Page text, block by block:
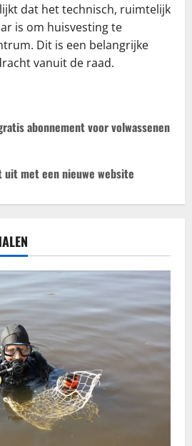
dat het technisch, ruimtelijk
is om huisvesting te
Dit is een belangrijke
vanuit de raad.
abonnement voor volwassenen
uit met een nieuwe website